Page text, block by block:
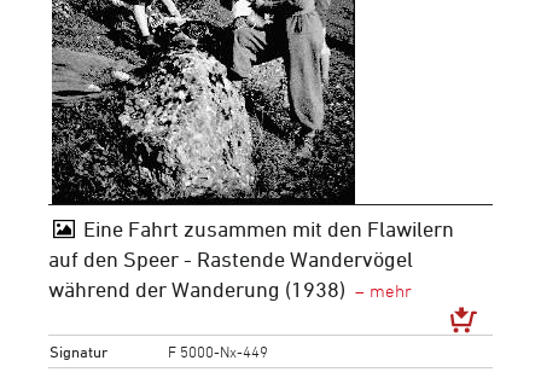
Eine Fahrt zusammen mit den Flawilern
auf den Speer - Rastende Wandervögel
während der Wanderung (1938)
Signatur
F 5000-Nx-449